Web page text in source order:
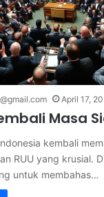
April 17,
Masa
kembali
RUU yang krusial.
untuk membahas…